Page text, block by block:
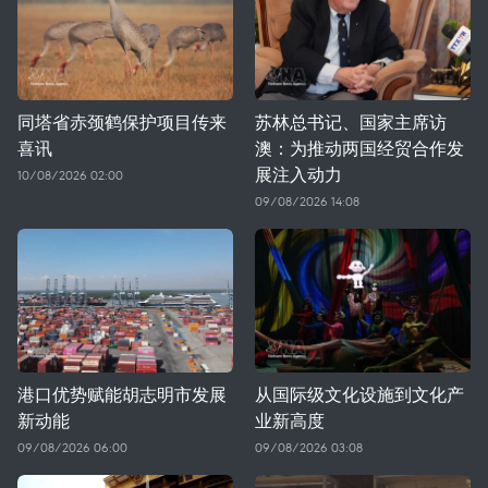
同塔省赤颈鹤保护项目传来
喜讯
10/08/2026 02:00
苏林总书记、国家主席访
澳：为推动两国经贸合作发
展注入动力
09/08/2026 14:08
港口优势赋能胡志明市发展
新动能
09/08/2026 06:00
从国际级文化设施到文化产
业新高度
09/08/2026 03:08